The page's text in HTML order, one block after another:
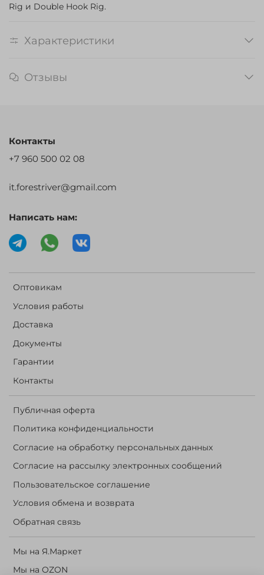
Rig и Double Hook Rig.
Характеристики
Отзывы
Оптовикам
Условия работы
Доставка
Документы
Гарантии
Контакты
Публичная оферта
Политика конфиденциальности
Согласие на обработку персональных данных
Согласие на рассылку электронных сообщений
Пользовательское соглашение
Условия обмена и возврата
Обратная связь
Мы на Я.Маркет
Мы на OZON
Контакты
+7 960 500 02 08
it.forestriver@gmail.com
Написать нам: